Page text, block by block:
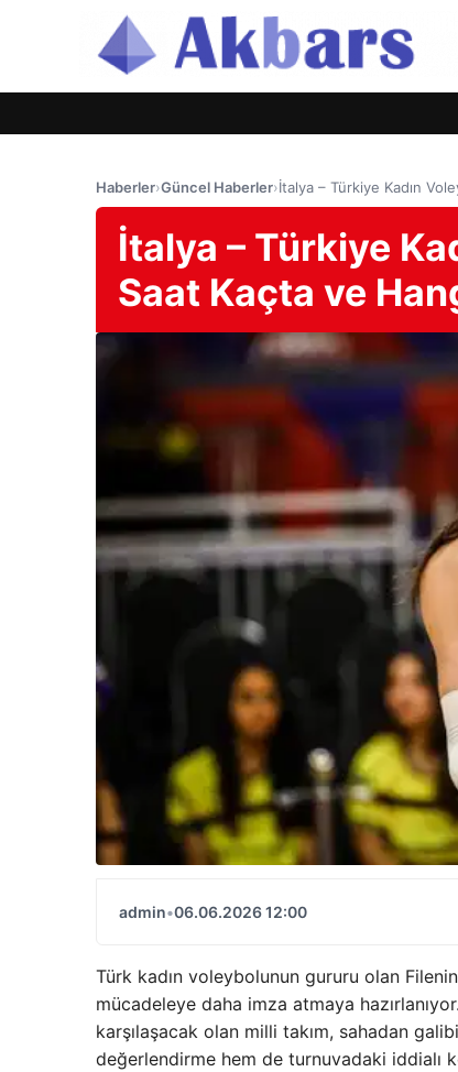
Haberler›Güncel Haberler›İtalya – Türkiye Kadın
İtalya – Türkiye
Saat Kaçta ve
admin•06.06.2026 12:00
Türk kadın voleybolunun gururu olan
mücadeleye daha imza atmaya
karşılaşacak olan milli takım, sahadan
değerlendirme hem de turnuvadaki iddialı